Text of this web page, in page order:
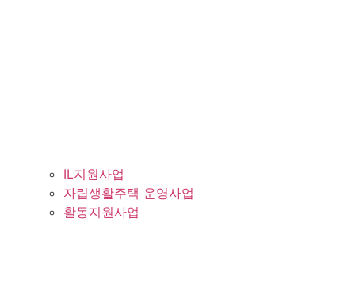
IL지원사업
자립생활주택 운영사업
활동지원사업